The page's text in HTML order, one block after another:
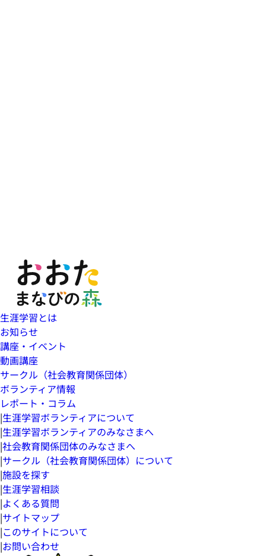
生涯学習とは
お知らせ
講座・イベント
動画講座
サークル（社会教育関係団体）
ボランティア情報
レポート・コラム
|生涯学習ボランティアについて
|生涯学習ボランティアのみなさまへ
|社会教育関係団体のみなさまへ
|サークル（社会教育関係団体）について
|施設を探す
|生涯学習相談
|よくある質問
|サイトマップ
|このサイトについて
|お問い合わせ